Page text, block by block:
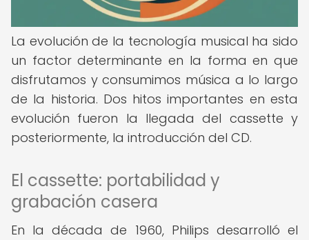
La evolución de la tecnología musical ha sido
un factor determinante en la forma en que
disfrutamos y consumimos música a lo largo
de la historia. Dos hitos importantes en esta
evolución fueron la llegada del cassette y
posteriormente, la introducción del CD.
El cassette: portabilidad y
grabación casera
En la década de 1960, Philips desarrolló el